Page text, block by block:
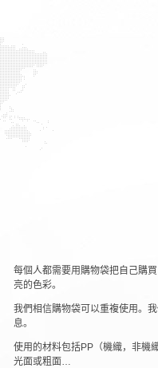
每個人都需要用購物袋把自己購
亮的色彩。
我們相信購物袋可以重複使用。
息。
使用的材料包括PP（機織，非機
光面或粗面…